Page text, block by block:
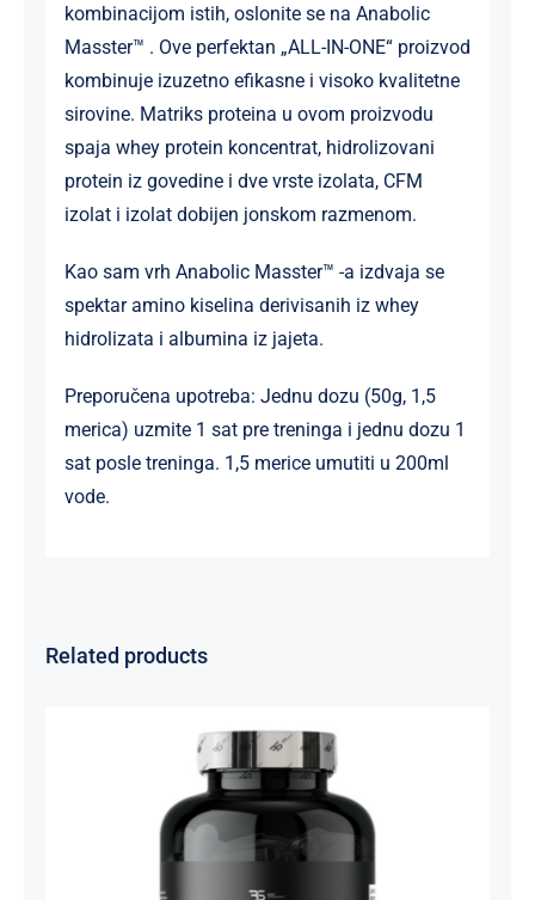
kombinacijom istih, oslonite se na Anabolic
Masster™ . Ove perfektan „ALL-IN-ONE“ proizvod
kombinuje izuzetno efikasne i visoko kvalitetne
sirovine. Matriks proteina u ovom proizvodu
spaja whey protein koncentrat, hidrolizovani
protein iz govedine i dve vrste izolata, CFM
izolat i izolat dobijen jonskom razmenom.
Kao sam vrh Anabolic Masster™ -a izdvaja se
spektar amino kiselina derivisanih iz whey
hidrolizata i albumina iz jajeta.
Preporučena upotreba: Jednu dozu (50g, 1,5
merica) uzmite 1 sat pre treninga i jednu dozu 1
sat posle treninga. 1,5 merice umutiti u 200ml
vode.
Related products
Cink Bisglicinat 20 mg – Zinc
Bisglycinate CoreChelate®, 100